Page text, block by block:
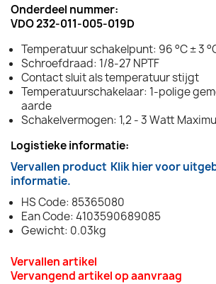
Onderdeel nummer:
VDO 232-011-005-019D
Temperatuur schakelpunt: 96 °C ± 3
Schroefdraad: 1/8-27 NPTF
Contact sluit als temperatuur stijgt
Temperatuurschakelaar: 1-polige
aarde
Schakelvermogen: 1,2 - 3 Watt
Logistieke informatie:
Vervallen product Klik hier voor
informatie.
HS Code: 85365080
Ean Code: 4103590689085
Gewicht: 0.03kg
Vervallen artikel
Vervangend artikel op aanvraag